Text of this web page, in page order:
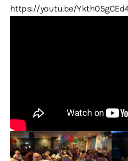
https://youtu.be/